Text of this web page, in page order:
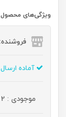
ویژگی‌های محصول
آماده ارسال
موجودی : 2 عدد